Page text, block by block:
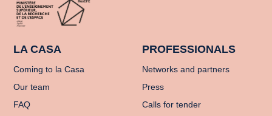
LA CASA
Coming to la Casa
Our team
FAQ
PROFESSIONALS
Networks and partners
Press
Calls for tender